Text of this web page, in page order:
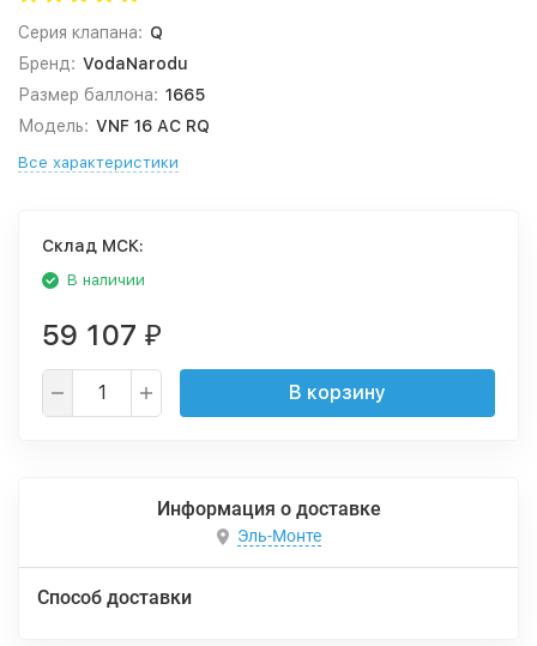
Серия клапана: Q
Бренд: VodaNarodu
Размер баллона: 1665
Модель: VNF 16 AC RQ
Все характеристики
Cклад МСК:
В наличии
59 107 ₽
В корзину
Информация о доставке
Эль-Монте
Способ доставки